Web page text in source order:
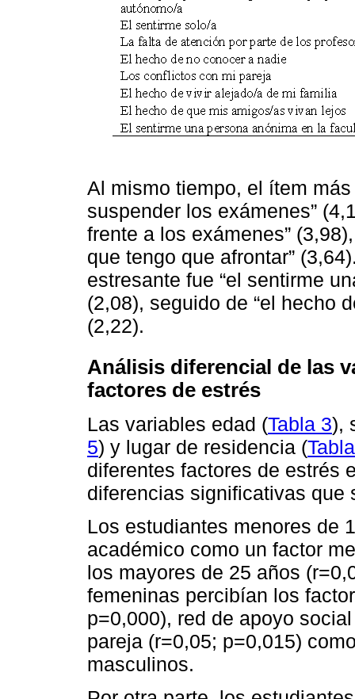
Al mismo tiempo, el ítem
suspender los exámenes”
frente a los exámenes”
que tengo que afrontar”
estresante fue “el sentirme
(2,08), seguido de “el hecho
(2,22).
Análisis diferencial de las
factores de estrés
Las variables edad (Tabla 3),
5) y lugar de residencia (
diferentes factores de estrés
diferencias significativas que
Los estudiantes menores de
académico como un factor
los mayores de 25 años
femeninas percibían los
p=0,000), red de apoyo
pareja (r=0,05; p=0,015)
masculinos.